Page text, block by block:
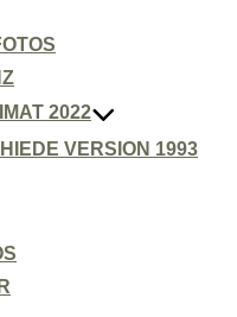
2022
VERSION 1993